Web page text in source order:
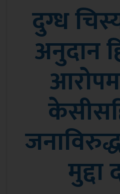
दुग्ध
अनुदान
जनाविरुद्ध
मुद्दा